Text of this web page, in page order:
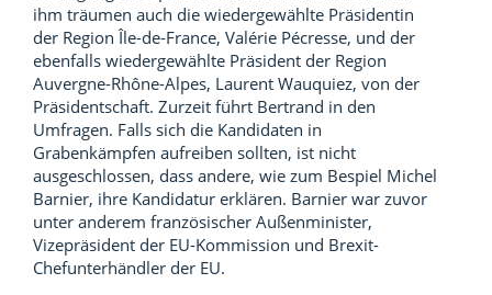
ihm träumen auch die wiedergewählte Präsidentin
der Region Île-de-France, Valérie Pécresse, und der
ebenfalls wiedergewählte Präsident der Region
Auvergne-Rhône-Alpes, Laurent Wauquiez, von der
Präsidentschaft. Zurzeit führt Bertrand in den
Umfragen. Falls sich die Kandidaten in
Grabenkämpfen aufreiben sollten, ist nicht
ausgeschlossen, dass andere, wie zum Bespiel Michel
Barnier, ihre Kandidatur erklären. Barnier war zuvor
unter anderem französischer Außenminister,
Vizepräsident der EU-Kommission und Brexit-
Chefunterhändler der EU.